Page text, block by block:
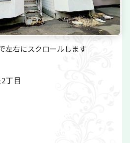
丁目
左右にスクロールします